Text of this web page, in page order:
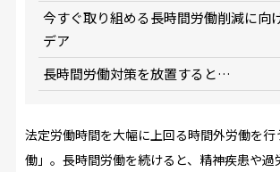
今すぐ取り組める長時間労働削減に向
デア
長時間労働対策を放置すると…
法定労働時間を大幅に上回る時間外労働を行
働」。長時間労働を続けると、精神疾患や